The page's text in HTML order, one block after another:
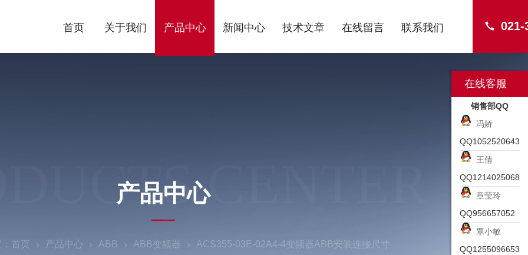
021-
首页 关于我们 产品中心 新闻中心 技术文章 在线留言 联系我们
CENTER
产品中心
首页 产品中心 ABB ABB变频器 ACS355-03E-02A4-4变频器ABB安装连接尺寸
在线客服
销售部QQ
冯娇
QQ1052520643
王倩
QQ1214025068
章莹玲
QQ956657052
覃小敏
QQ1255096653